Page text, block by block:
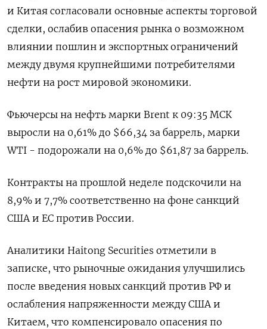
и Китая согласовали основные аспекты торговой
сделки, ослабив опасения рынка о возможном
влиянии пошлин и экспортных ограничений
между двумя крупнейшими потребителями
нефти на рост мировой экономики.
Фьючерсы на нефть марки Brent к 09:35 МСК
выросли на 0,61% до $66,34 за баррель, марки
WTI - подорожали на 0,6% до $61,87 за баррель.
Контракты на прошлой неделе подскочили на
8,9% и 7,7% соответственно на фоне санкций
США и ЕС против России.
Аналитики Haitong Securities отметили в
записке, что рыночные ожидания улучшились
после введения новых санкций против РФ и
ослабления напряженности между США и
Китаем, что компенсировало опасения по